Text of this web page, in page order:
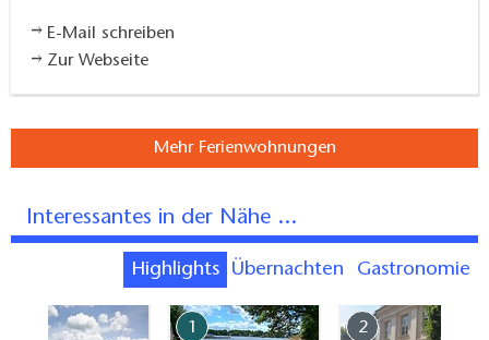
E-Mail schreiben
Zur Webseite
Mehr Ferienwohnungen
Interessantes in der Nähe ...
Highlights Übernachten Gastronomie
1 2